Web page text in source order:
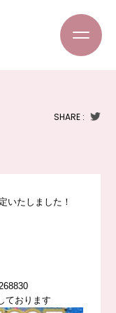
SHARE :
いたしました！
ております